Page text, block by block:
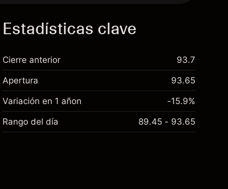
Estadísticas clave
Cierre anterior 93.7
Apertura 93.65
Variación en 1 añon -15.9%
Rango del día 89.45 - 93.65